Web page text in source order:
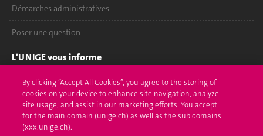
Démarches administratives
Poser une question
L'UNIGE vous informe
UNIGE Mobile
Médias
Offres d'emploi
By clicking “Accept All Cookies”, you agree to the storing of
cookies on your device to enhance site navigation, analyze
site usage, and assist in our marketing efforts. You accept
for the main domain (unige.ch) as well as the sub domains
(xxx.unige.ch).